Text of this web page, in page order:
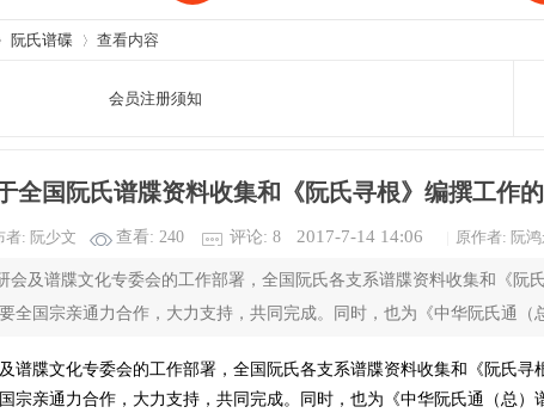
阮氏谱碟 查看内容
会员注册须知
全国阮氏谱牒资料收集和《阮氏寻根》编撰工作
者: 阮少文 查看: 240 评论: 8 2017-7-14 14:06 原作者: 阮鸿
会及谱牒文化专委会的工作部署，全国阮氏各支系谱牒资料收集和《阮
全国宗亲通力合作，大力支持，共同完成。同时，也为《中华阮氏通（
牒文化专委会的工作部署，全国阮氏各支系谱牒资料收集和《阮氏寻
宗亲通力合作，大力支持，共同完成。同时，也为《中华阮氏通（总）